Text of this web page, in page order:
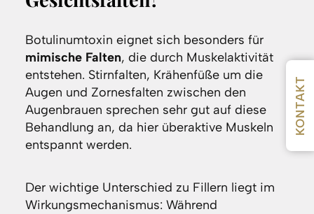
Botulinumtoxin eignet sich besonders für
mimische Falten, die durch Muskelaktivität
entstehen. Stirnfalten, Krähenfüße um die
Augen und Zornesfalten zwischen den
Augenbrauen sprechen sehr gut auf diese
Behandlung an, da hier überaktive Muskeln
entspannt werden.
Der wichtige Unterschied zu Fillern liegt im
Wirkungsmechanismus: Während
KONTAKT